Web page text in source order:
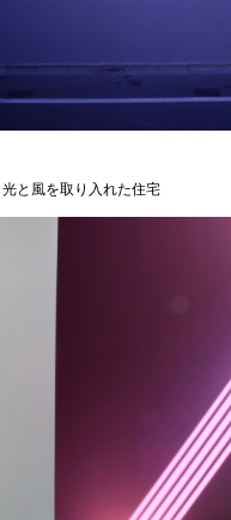
と風を取り入れた住宅